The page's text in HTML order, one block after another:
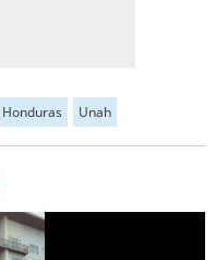
Honduras Unah